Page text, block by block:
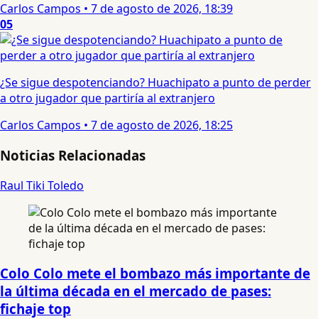
Carlos Campos • 7 de agosto de 2026, 18:39
05
¿Se sigue despotenciando? Huachipato a punto de perder
a otro jugador que partiría al extranjero
Carlos Campos • 7 de agosto de 2026, 18:25
Noticias Relacionadas
Raul Tiki Toledo
Colo Colo mete el bombazo más importante de
la última década en el mercado de pases:
fichaje top